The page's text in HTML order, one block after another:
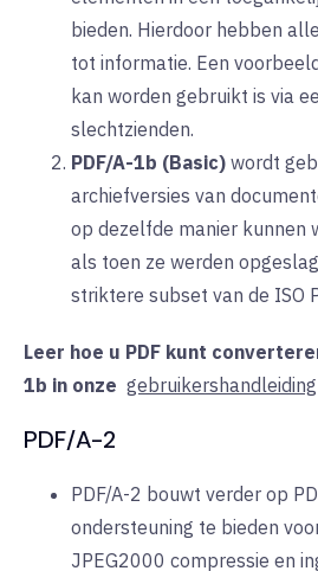
bieden. Hierdoor hebben
tot informatie. Een
kan worden gebruikt is via
slechtzienden.
PDF/A-1b (Basic) wordt
archiefversies van
op dezelfde manier kunnen
als toen ze werden
striktere subset van de ISO
Leer hoe u PDF kunt
1b in onze gebruikershandleiding
PDF/A-2
PDF/A-2 bouwt verder op
ondersteuning te bieden
JPEG2000 compressie en